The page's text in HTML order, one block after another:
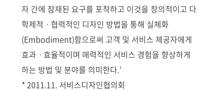
자 간에 잠재된 요구를 포착하고 이것을 창의적이고 다
학제적ㆍ협력적인 디자인 방법을 통해 실체화
(Embodiment)함으로써 고객 및 서비스 제공자에게
효과ㆍ효율적이며 매력적인 서비스 경험을 향상하게
하는 방법 및 분야를 의미한다.’
* 2011.11. 서비스디자인협의회